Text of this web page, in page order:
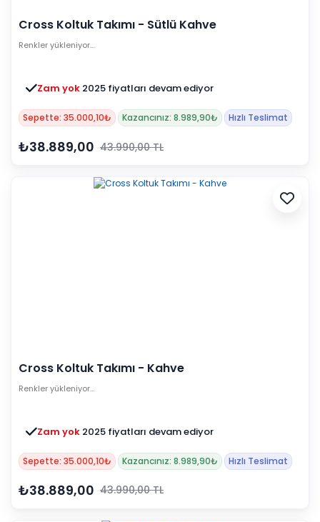
Cross Koltuk Takımı - Sütlü Kahve
Renkler yükleniyor…
Zam yok 2025 fiyatları devam ediyor
Sepette: 35.000,10₺ Kazancınız: 8.989,90₺ Hızlı Teslimat
₺38.889,00 43.990,00 TL
Cross Koltuk Takımı - Kahve
Renkler yükleniyor…
Zam yok 2025 fiyatları devam ediyor
Sepette: 35.000,10₺ Kazancınız: 8.989,90₺ Hızlı Teslimat
₺38.889,00 43.990,00 TL